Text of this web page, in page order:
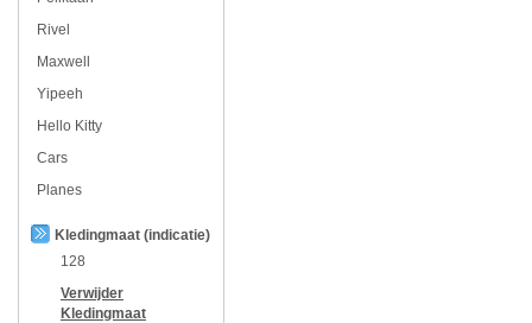
Rivel
Maxwell
Yipeeh
Hello Kitty
Cars
Planes
Kledingmaat (indicatie)
128
Verwijder
Kledingmaat